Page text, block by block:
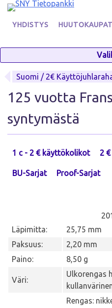
Skip
contentYHDISTYS HUUTOKAUPAT
Suomi / 2€
125 vuotta
syntymästä
1 c - 2 € käyttökolikot 2
BU-Sarjat Proof-Sarjat
Läpimitta:
25,75 mm
Paksuus:
2,20 mm
Paino:
8,50 g
Väri:
Ulkorengas
Rengas: